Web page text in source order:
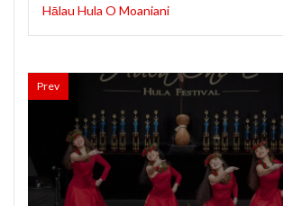
Hālau Hula O Moaniani
Prev